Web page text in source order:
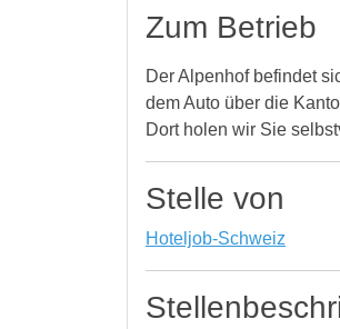
Zum Betrieb
Der Alpenhof befindet
dem Auto über die
Dort holen wir Sie
Stelle von
Hoteljob-Schweiz